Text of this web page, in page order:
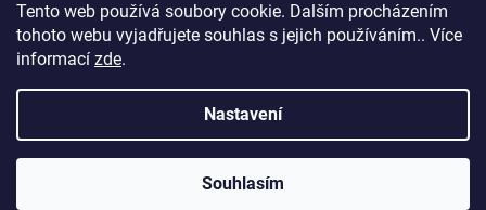
Tento web používá soubory cookie. Dalším procházením
tohoto webu vyjadřujete souhlas s jejich používáním.. Více
informací zde.
Nastavení
Souhlasím
Facebook
Vytvořil Shoptet Premium
nejkufry.cz. Všechna práva vyhrazena.